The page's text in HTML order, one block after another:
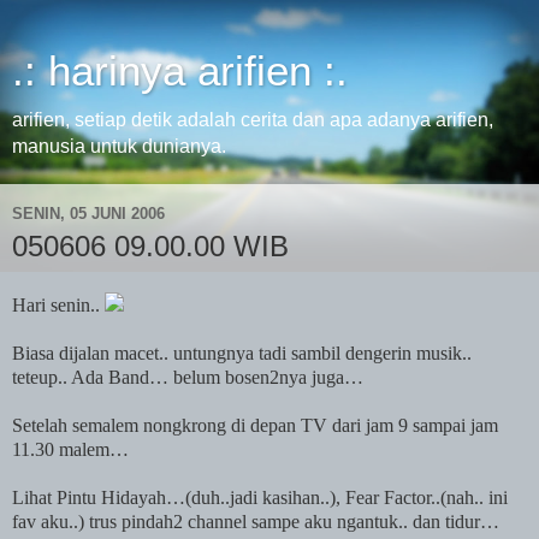
.: harinya arifien :.
arifien, setiap detik adalah cerita dan apa adanya arifien,
manusia untuk dunianya.
SENIN, 05 JUNI 2006
050606 09.00.00 WIB
Hari senin..
Biasa dijalan macet.. untungnya tadi sambil dengerin musik..
teteup.. Ada Band… belum bosen2nya juga…
Setelah semalem nongkrong di depan TV dari jam 9 sampai jam
11.30 malem…
Lihat Pintu Hidayah…(duh..jadi kasihan..), Fear Factor..(nah.. ini
fav aku..) trus pindah2 channel sampe aku ngantuk.. dan tidur…